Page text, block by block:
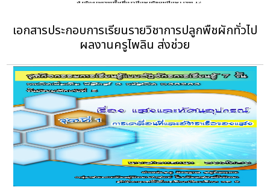
เอกสารประกอบการเรียนรายวิชาการปลูกพืชผักทั่วไป
ผลงานครูไพลิน ส่งช่วย